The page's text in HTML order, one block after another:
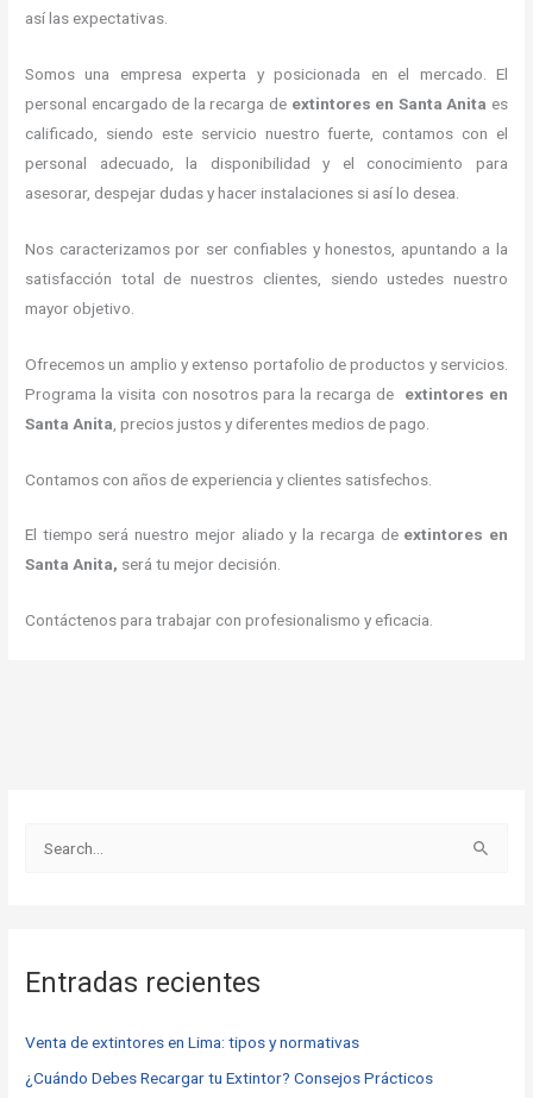
así las expectativas.
Somos una empresa experta y posicionada en el mercado. El
personal encargado de la recarga de extintores en Santa Anita es
calificado, siendo este servicio nuestro fuerte, contamos con el
personal adecuado, la disponibilidad y el conocimiento para
asesorar, despejar dudas y hacer instalaciones si así lo desea.
Nos caracterizamos por ser confiables y honestos, apuntando a la
satisfacción total de nuestros clientes, siendo ustedes nuestro
mayor objetivo.
Ofrecemos un amplio y extenso portafolio de productos y servicios.
Programa la visita con nosotros para la recarga de extintores en
Santa Anita , precios justos y diferentes medios de pago.
Contamos con años de experiencia y clientes satisfechos.
El tiempo será nuestro mejor aliado y la recarga de extintores en
Santa Anita, será tu mejor decisión.
Contáctenos para trabajar con profesionalismo y eficacia.
a
p
o
Entradas recientes
Venta de extintores en Lima: tipos y normativas
¿Cuándo Debes Recargar tu Extintor? Consejos Prácticos